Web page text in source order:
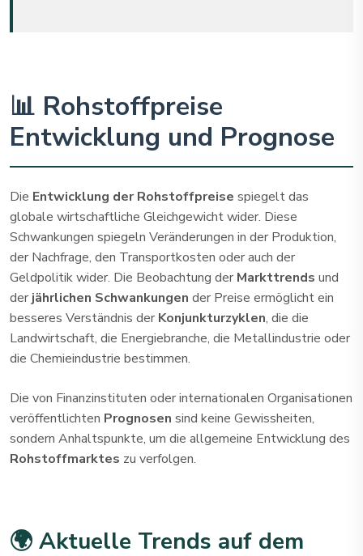
📊 Rohstoffpreise
Entwicklung und Prognose
Die Entwicklung der Rohstoffpreise spiegelt das
globale wirtschaftliche Gleichgewicht wider. Diese
Schwankungen spiegeln Veränderungen in der Produktion,
der Nachfrage, den Transportkosten oder auch der
Geldpolitik wider. Die Beobachtung der Markttrends und
der jährlichen Schwankungen der Preise ermöglicht ein
besseres Verständnis der Konjunkturzyklen, die die
Landwirtschaft, die Energiebranche, die Metallindustrie oder
die Chemieindustrie bestimmen.
Die von Finanzinstituten oder internationalen Organisationen
veröffentlichten Prognosen sind keine Gewissheiten,
sondern Anhaltspunkte, um die allgemeine Entwicklung des
Rohstoffmarktes zu verfolgen.
🌍 Aktuelle Trends auf dem